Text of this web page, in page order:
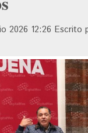
2026 12:26 Escrito